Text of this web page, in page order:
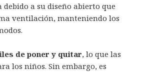
debido a su diseño abierto que
ventilación, manteniendo los
de poner y quitar, lo que las
los niños. Sin embargo, es